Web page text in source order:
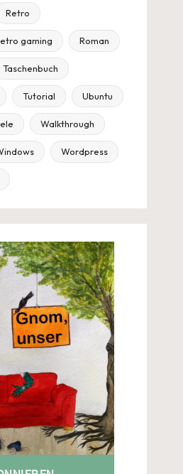
Retro
gaming Roman
Taschenbuch
Tutorial Ubuntu
Walkthrough
Wordpress